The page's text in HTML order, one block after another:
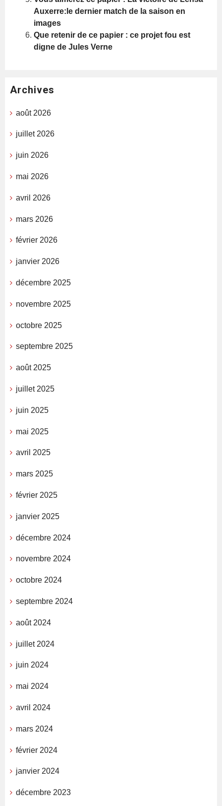
Auxerre:le dernier match de la saison en
images
Que retenir de ce papier : ce projet fou est
digne de Jules Verne
Archives
août 2026
juillet 2026
juin 2026
mai 2026
avril 2026
mars 2026
février 2026
janvier 2026
décembre 2025
novembre 2025
octobre 2025
septembre 2025
août 2025
juillet 2025
juin 2025
mai 2025
avril 2025
mars 2025
février 2025
janvier 2025
décembre 2024
novembre 2024
octobre 2024
septembre 2024
août 2024
juillet 2024
juin 2024
mai 2024
avril 2024
mars 2024
février 2024
janvier 2024
décembre 2023